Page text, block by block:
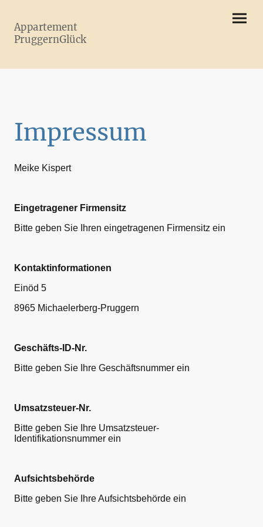
Appartement
PruggernGlück
Impressum
Meike Kispert
Eingetragener Firmensitz
Bitte geben Sie Ihren eingetragenen Firmensitz ein
Kontaktinformationen
Einöd 5
8965 Michaelerberg-Pruggern
Geschäfts-ID-Nr.
Bitte geben Sie Ihre Geschäftsnummer ein
Umsatzsteuer-Nr.
Bitte geben Sie Ihre Umsatzsteuer-
Identifikationsnummer ein
Aufsichtsbehörde
Bitte geben Sie Ihre Aufsichtsbehörde ein